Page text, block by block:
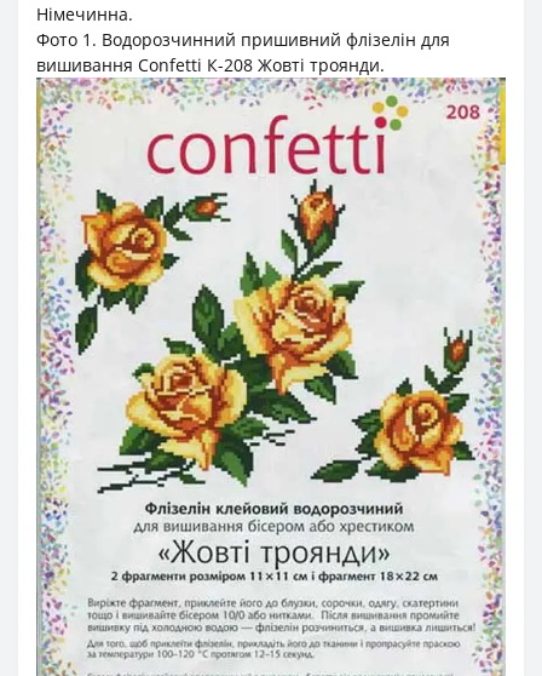
Німечинна.
Фото 1. Водорозчинний пришивний флізелін для
вишивання Confetti К-208 Жовті троянди.